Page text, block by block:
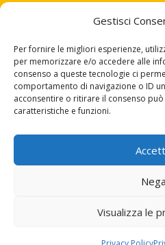
Gestisci
Per fornire le migliori esperienze,
per memorizzare e/o accedere alle
consenso a queste tecnologie ci
comportamento di navigazione o ID
acconsentire o ritirare il consenso
caratteristiche e funzioni.
Nega
Visualizza le
Trattamento dati
(All. 3)Informativa
(all. 4ter) Informativa
Comportamento
Estremi Fatturazione